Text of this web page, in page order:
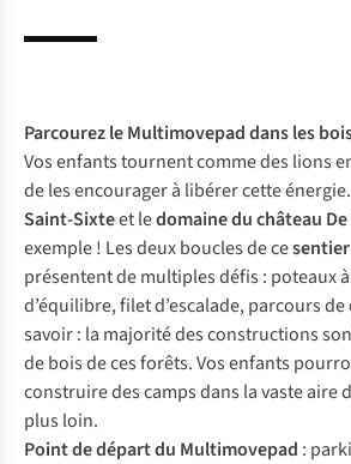
Parcourez leMultimovepaddans les
Vos enfants tournent comme des lions
de les encourager à libérer cette
Saint-Sixteet ledomaine du château
exemple ! Les deux boucles de ce
présentent de multiples défis : poteaux
d’équilibre, filet d’escalade, parcours
savoir : la majorité des constructions
de bois de ces forêts. Vos enfants
construire des camps dans la vaste aire
plus loin.
Point de départ du Multimovepad :